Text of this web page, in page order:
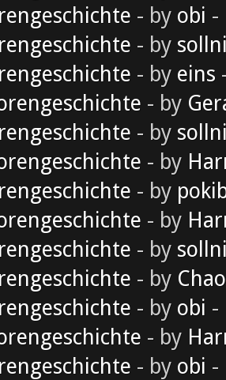
- by obi -
- by
- by eins
- by
- by
- by
- by
- by
- by
- by
- by obi -
- by
- by obi -